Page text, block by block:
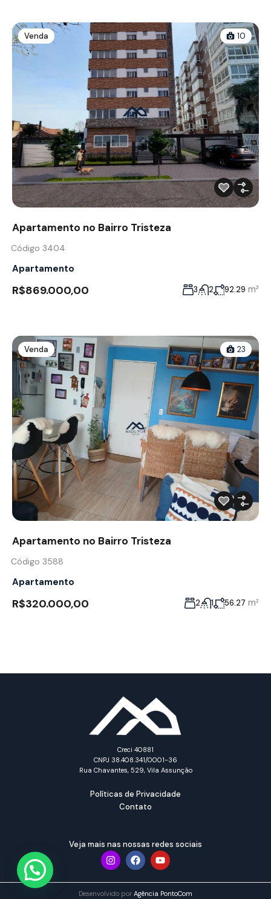
Venda 10
Apartamento no Bairro Tristeza
Código 3404
Apartamento
R$869.000,00 3 2 92.29 m²
Venda 23
Apartamento no Bairro Tristeza
Código 3588
Apartamento
R$320.000,00 2 1 56.27 m²
Creci 40881
CNPJ 38.408.341/0001-36
Rua Chavantes, 529, Vila Assunção
Políticas de Privacidade
Contato
Veja mais nas nossas redes sociais
Desenvolvido por Agência PontoCom